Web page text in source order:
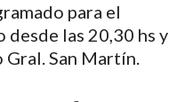
para el
las 20,30 hs y
Gral. San Martín.